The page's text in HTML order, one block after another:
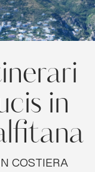
in
COSTIERA